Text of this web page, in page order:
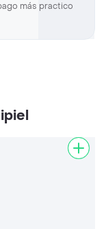
más practico